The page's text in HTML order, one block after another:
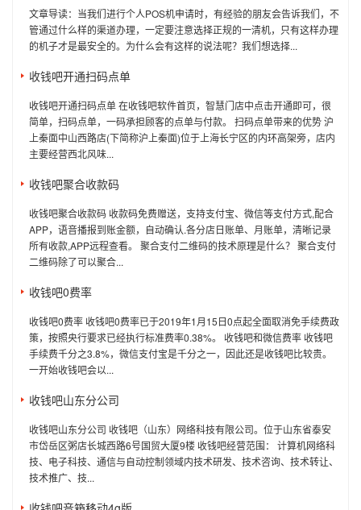
文章导读：当我们进行个人POS机申请时，有经验的朋友会告诉我们，不
管通过什么样的渠道办理，一定要注意选择正规的一清机，只有这样办理
的机子才是最安全的。为什么会有这样的说法呢？我们想选择...
收钱吧开通扫码点单
收钱吧开通扫码点单 在收钱吧软件首页，智慧门店中点击开通即可，很
简单，扫码点单，一码承担顾客的点单与付款。 扫码点单带来的优势 沪
上秦面中山西路店(下简称沪上秦面)位于上海长宁区的内环高架旁，店内
主要经营西北风味...
收钱吧聚合收款码
收钱吧聚合收款码 收款码免费赠送，支持支付宝、微信等支付方式,配合
APP，语音播报到账金额，自动确认.各分店日账单、月账单，清晰记录
所有收款,APP远程查看。 聚合支付二维码的技术原理是什么？ 聚合支付
二维码除了可以聚合...
收钱吧0费率
收钱吧0费率 收钱吧0费率已于2019年1月15日0点起全面取消免手续费政
策，按照央行要求已经执行标准费率0.38%。 收钱吧和微信费率 收钱吧
手续费千分之3.8%，微信支付宝是千分之一，因此还是收钱吧比较贵。
一开始收钱吧会以...
收钱吧山东分公司
收钱吧山东分公司 收钱吧（山东）网络科技有限公司。位于山东省泰安
市岱岳区粥店长城西路6号国贸大厦9楼 收钱吧经营范围： 计算机网络科
技、电子科技、通信与自动控制领域内技术研发、技术咨询、技术转让、
技术推广、技...